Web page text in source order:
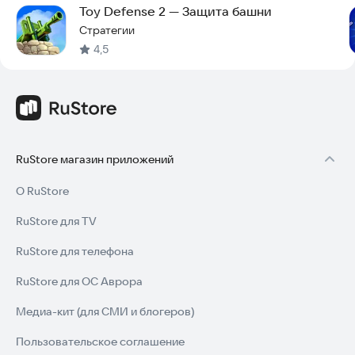
стратегий, основанных на Второй Мировой, и
вдохновленную лучшими играми жанров Гранд-стратегия, 4x
TBS.
ST 2 похожа на такие военные игры, как Стратегия и Тактика:
мобайл пошаговые стратегии с завоеванием территорий и
оффлайн игры без интернета.
Toy Defense 2 — Защита башни
Стратегии
4,5
RuStore магазин приложений
О RuStore
RuStore для TV
RuStore для телефона
RuStore для ОС Аврора
Медиа-кит (для СМИ и блогеров)
Пользовательское соглашение